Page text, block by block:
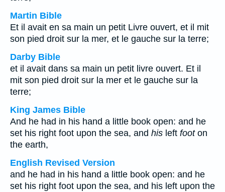
Martin Bible
Et il avait en sa main un petit Livre ouvert, et il mit
son pied droit sur la mer, et le gauche sur la terre;
Darby Bible
et il avait dans sa main un petit livre ouvert. Et il
mit son pied droit sur la mer et le gauche sur la
terre;
King James Bible
And he had in his hand a little book open: and he
set his right foot upon the sea, and his left footon
the earth,
English Revised Version
and he had in his hand a little book open: and he
set his right foot upon the sea, and his left upon the